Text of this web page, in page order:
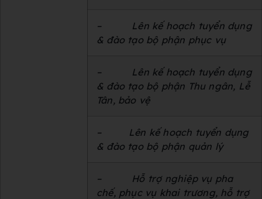
–
Lên kế hoạch tuyển dụng
& đào tạo bộ phận phục vụ
–
Lên kế hoạch tuyển dụng
& đào tạo bộ phận Thu ngân, Lễ
Tân, bảo vệ
– Lên kế hoạch tuyển dụng
& đào tạo bộ phận quản lý
–
Hỗ trợ nghiệp vụ pha
chế, phục vụ khai trương, hỗ trợ